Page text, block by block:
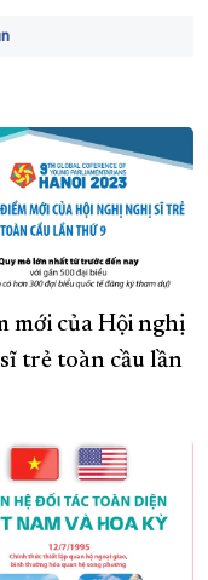
mới của Hội nghị
trẻ toàn cầu lần